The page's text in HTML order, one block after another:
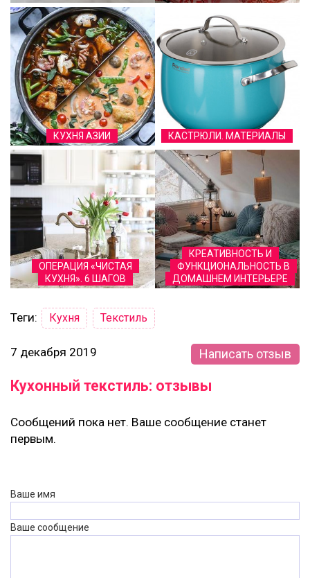
КУХНЯ АЗИИ КАСТРЮЛИ. МАТЕРИАЛЫ
ОПЕРАЦИЯ «ЧИСТАЯ
КУХНЯ». 6 ШАГОВ
КРЕАТИВНОСТЬ И
ФУНКЦИОНАЛЬНОСТЬ В
ДОМАШНЕМ ИНТЕРЬЕРЕ
Теги: Кухня Текстиль
7 декабря 2019 Написать отзыв
Кухонный текстиль: отзывы
Сообщений пока нет. Ваше сообщение станет
первым.
Ваше имя
Ваше сообщение